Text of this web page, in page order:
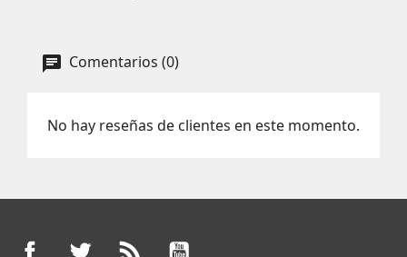
Comentarios (0)
No hay reseñas de clientes en este momento.
FacebookTwitter